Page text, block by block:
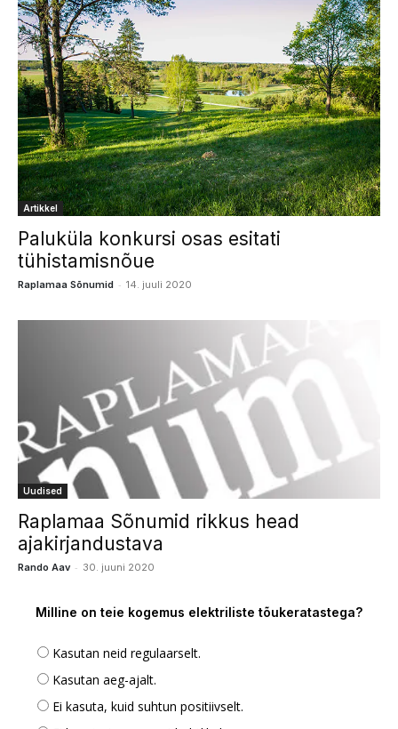
Artikkel
Paluküla konkursi osas esitati
tühistamisnõue
Raplamaa Sõnumid - 14. juuli 2020
Uudised
Raplamaa Sõnumid rikkus head
ajakirjandustava
Rando Aav - 30. juuni 2020
Milline on teie kogemus elektriliste tõukeratastega?
Kasutan neid regulaarselt.
Kasutan aeg-ajalt.
Ei kasuta, kuid suhtun positiivselt.